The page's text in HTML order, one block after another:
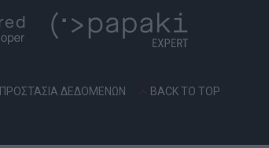
ΠΡΟΣΤΑΣΙΑ ΔΕΔΟΜΕΝΩΝ BACK TO TOP